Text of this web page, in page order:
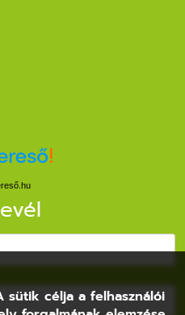
sütik célja a felhasználói